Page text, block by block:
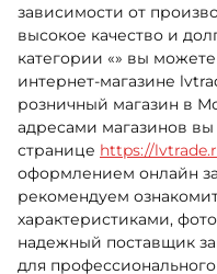
зависимости от
высокое качество и
категории «» вы
интернет-магазине
розничный магазин в
адресами магазинов
странице https://
оформлением онлайн
рекомендуем
характеристиками,
надежный поставщик
для